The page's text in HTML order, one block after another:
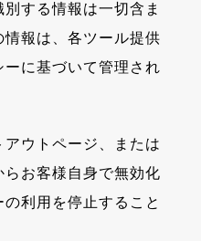
する情報は一切含ま
報は、各ツール提供
に基づいて管理され
ウトページ、または
お客様自身で無効化
利用を停止すること